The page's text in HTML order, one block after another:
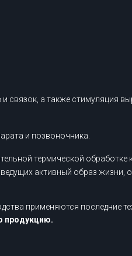
связок, а также стимуляция
и позвоночника.
термической обработке
активный образ жизни,
применяются последние
продукцию.